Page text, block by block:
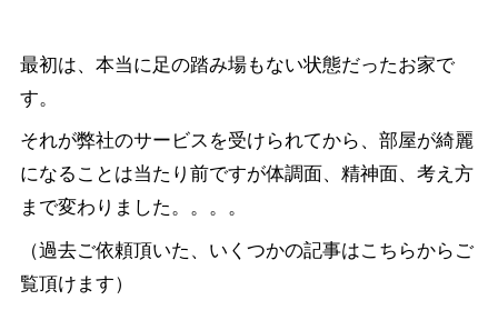
最初は、本当に足の踏み場もない状態だったお家で
す。
それが弊社のサービスを受けられてから、部屋が綺麗
になることは当たり前ですが体調面、精神面、考え方
まで変わりました。。。。
（過去ご依頼頂いた、いくつかの記事はこちらからご
覧頂けます）